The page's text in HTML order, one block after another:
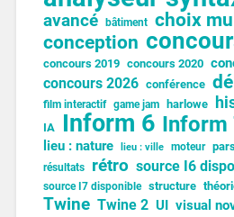
avancé bâtiment choix
conception
concours 2019 concours 2020
concours 2026 conférence
film interactif game jam harlowe
IA Inform 6 Inform
lieu : nature lieu : ville moteur
résultats rétro source I6
source I7 disponible structure
Twine Twine 2 UI visual